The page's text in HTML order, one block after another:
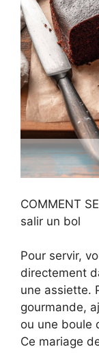
COMMENT
salir un bol
Pour servir,
directement
une assiette.
gourmande,
ou une boule
Ce mariage